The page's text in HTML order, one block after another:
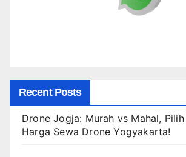
Recent Posts
Drone Jogja: Murah vs Mahal,
Harga Sewa Drone Yogyakarta!